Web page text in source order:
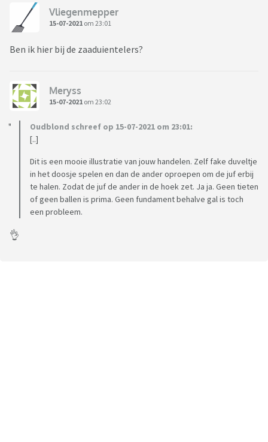
Vliegenmepper
15-07-2021 om 23:01
Ben ik hier bij de zaaduientelers?
Meryss
15-07-2021 om 23:02
Oudblond schreef op 15-07-2021 om 23:01:
[..]
Dit is een mooie illustratie van jouw handelen. Zelf fake duveltje
in het doosje spelen en dan de ander oproepen om de juf erbij
te halen. Zodat de juf de ander in de hoek zet. Ja ja. Geen tieten
of geen ballen is prima. Geen fundament behalve gal is toch
een probleem.
👌